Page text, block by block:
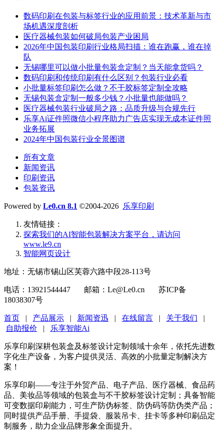
数码印刷在包装与标签行业的应用前景：技术革新与市
场机遇深度剖析
医疗器械包装如何破局包装产业困局
2026年中国包装印刷行业格局扫描：谁在跑赢，谁在掉
队
无锡哪里可以做小批量包装盒定制？当天能拿货吗？
数码印刷和传统印刷有什么区别？包装行业必看
小批量标签印刷怎么做？不干胶标签定制全攻略
无锡包装盒定制一般多少钱？小批量也能做吗？
医疗器械包装行业破局之路：品质升级与合规先行
乐享Ai证件照微信小程序助力广告店实现无成本证件照
业务拓展
2024年中国包装行业全景图谱
所有文章
新闻资讯
印刷资讯
包装资讯
Powered by Le0.cn 8.1 ©2004-2026 乐享印刷
友情链接：
探索我们的‌AI智能包装解决方案平台‌，请访问
www.le9.cn
智能网页设计
地址：无锡市锡山区芙蓉六路中段28-113号
电话：13921544447 邮箱：Le@Le0.cn 苏ICP备
18038307号
首页 | 产品展示 | 新闻资迅 | 在线留言 | 关于我们 |
自助报价 | 乐享智能Ai
乐享印刷深耕包装盒及标签设计定制领域十余年，依托先进数
字化生产设备，为客户提供灵活、高效的小批量定制解决方
案！
乐享印刷——专注于外贸产品、电子产品、医疗器械、食品药
品、美妆品等领域的包装盒与不干胶标签设计定制；具备智能
可变数据印刷能力，可生产防伪标签、防伪码等防伪类产品；
同时提供产品手册、手提袋、服装吊卡、挂卡等多种印刷品定
制服务，助力企业品牌形象全面提升。